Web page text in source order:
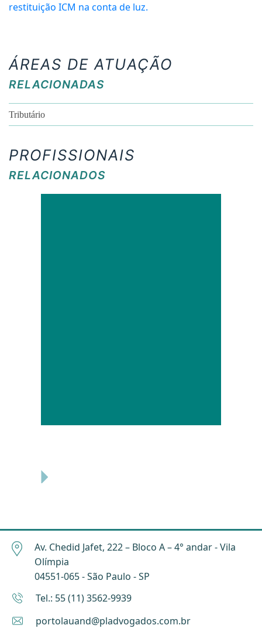
restituição ICM na conta de luz.
ÁREAS DE ATUAÇÃO
RELACIONADAS
Tributário
PROFISSIONAIS
RELACIONADOS
Av. Chedid Jafet, 222 – Bloco A – 4° andar - Vila
Olímpia
04551-065 - São Paulo - SP
Tel.: 55 (11) 3562-9939
portolauand@pladvogados.com.br